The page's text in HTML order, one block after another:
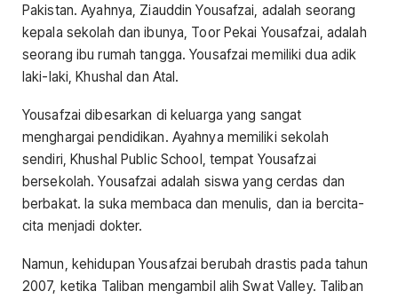
Pakistan. Ayahnya, Ziauddin Yousafzai, adalah seorang
kepala sekolah dan ibunya, Toor Pekai Yousafzai, adalah
seorang ibu rumah tangga. Yousafzai memiliki dua adik
laki-laki, Khushal dan Atal.
Yousafzai dibesarkan di keluarga yang sangat
menghargai pendidikan. Ayahnya memiliki sekolah
sendiri, Khushal Public School, tempat Yousafzai
bersekolah. Yousafzai adalah siswa yang cerdas dan
berbakat. Ia suka membaca dan menulis, dan ia bercita-
cita menjadi dokter.
Namun, kehidupan Yousafzai berubah drastis pada tahun
2007, ketika Taliban mengambil alih Swat Valley. Taliban